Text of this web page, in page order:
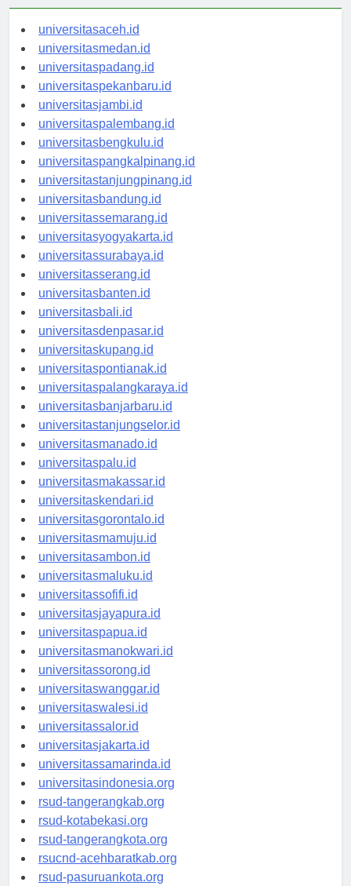
universitasaceh.id
universitasmedan.id
universitaspadang.id
universitaspekanbaru.id
universitasjambi.id
universitaspalembang.id
universitasbengkulu.id
universitaspangkalpinang.id
universitastanjungpinang.id
universitasbandung.id
universitassemarang.id
universitasyogyakarta.id
universitassurabaya.id
universitasserang.id
universitasbanten.id
universitasbali.id
universitasdenpasar.id
universitaskupang.id
universitaspontianak.id
universitaspalangkaraya.id
universitasbanjarbaru.id
universitastanjungselor.id
universitasmanado.id
universitaspalu.id
universitasmakassar.id
universitaskendari.id
universitasgorontalo.id
universitasmamuju.id
universitasambon.id
universitasmaluku.id
universitassofifi.id
universitasjayapura.id
universitaspapua.id
universitasmanokwari.id
universitassorong.id
universitaswanggar.id
universitaswalesi.id
universitassalor.id
universitasjakarta.id
universitassamarinda.id
universitasindonesia.org
rsud-tangerangkab.org
rsud-kotabekasi.org
rsud-tangerangkota.org
rsucnd-acehbaratkab.org
rsud-pasuruankota.org